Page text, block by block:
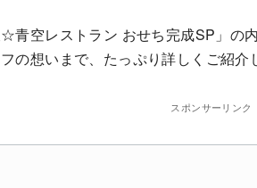
青空レストラン おせち完成SP」の
の想いまで、たっぷり詳しくご紹介
スポンサーリンク